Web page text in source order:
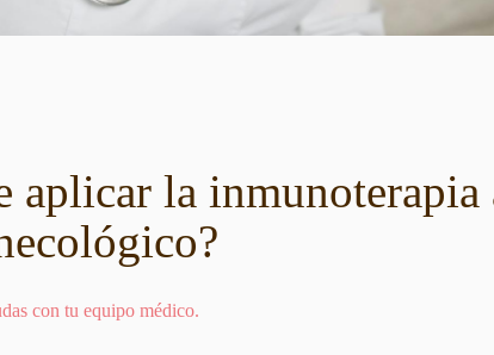
aplicar la
con tu equipo médico.